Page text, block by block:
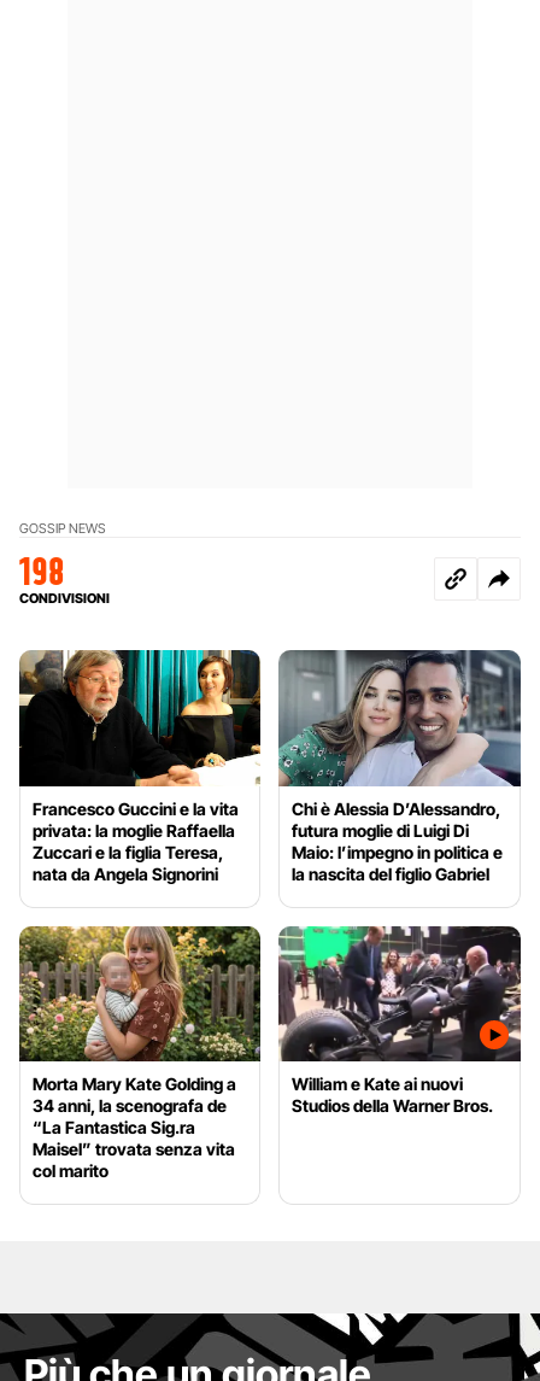
GOSSIP NEWS
198
CONDIVISIONI
Francesco Guccini e la vita
privata: la moglie Raffaella
Zuccari e la figlia Teresa,
nata da Angela Signorini
Chi è Alessia D’Alessandro,
futura moglie di Luigi Di
Maio: l’impegno in politica e
la nascita del figlio Gabriel
Morta Mary Kate Golding a
34 anni, la scenografa de
“La Fantastica Sig.ra
Maisel” trovata senza vita
col marito
William e Kate ai nuovi
Studios della Warner Bros.